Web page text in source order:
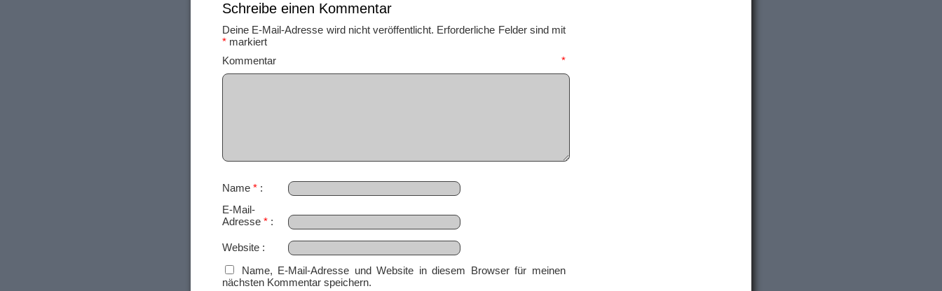
Schreibe einen Kommentar
Deine E-Mail-Adresse wird nicht veröffentlicht. Erforderliche Felder sind mit
* markiert
Kommentar *
Name *
E-Mail-
Adresse *
Website
Name, E-Mail-Adresse und Website in diesem Browser für meinen
nächsten Kommentar speichern.